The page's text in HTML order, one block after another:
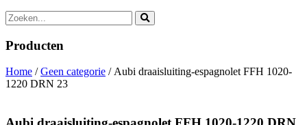
Producten
Home /Geen categorie / Aubi draaisluiting-espagnolet FFH 1020-
1220 DRN 23